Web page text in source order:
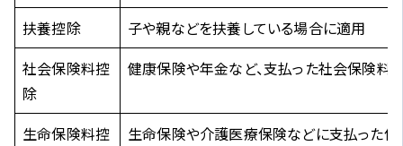
扶養控除
子や親などを扶養している場合に適用
社会保険料控
除
健康保険や年金など、支払った社会保険料
生命保険料控
生命保険や介護医療保険などに支払った